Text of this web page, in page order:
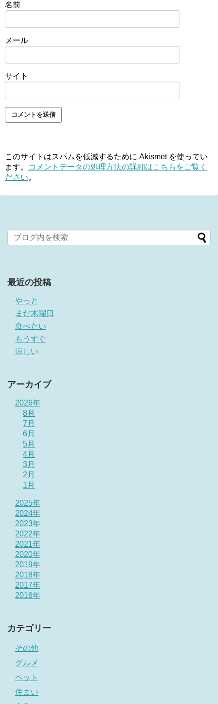
名前
メール
サイト
このサイトはスパムを低減するために Akismet を使ってい
ます。
コメントデータの処理方法の詳細はこちらをご覧く
ださい。
最近の投稿
やっと
まだ木曜日
食べたい
もうすぐ
涼しい
アーカイブ
2026年
8月
7月
6月
5月
4月
3月
2月
1月
2025年
2024年
2023年
2022年
2021年
2020年
2019年
2018年
2017年
2016年
カテゴリー
その他
グルメ
ペット
住まい